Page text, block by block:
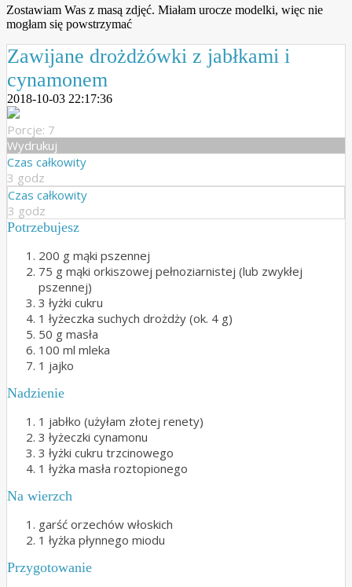
Zostawiam Was z masą zdjęć. Miałam urocze modelki, więc nie
mogłam się powstrzymać
Zawijane drożdżówki z jabłkami i
cynamonem
2018-10-03 22:17:36
Porcje: 7
Wydrukuj
Czas całkowity
3 godz
Czas całkowity
3 godz
Potrzebujesz
200 g mąki pszennej
75 g mąki orkiszowej pełnoziarnistej (lub zwykłej
pszennej)
3 łyżki cukru
1 łyżeczka suchych drożdży (ok. 4 g)
50 g masła
100 ml mleka
1 jajko
Nadzienie
1 jabłko (użyłam złotej renety)
3 łyżeczki cynamonu
3 łyżki cukru trzcinowego
1 łyżka masła roztopionego
Na wierzch
garść orzechów włoskich
1 łyżka płynnego miodu
Przygotowanie